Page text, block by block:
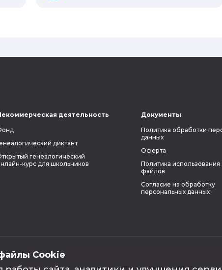
деятельность
диктант
генеалогический
курс для школьников
Документы
Политика обработки
данных
Оферта
Политика использования
файлов
Согласие на обработку
персональных данных
Cookie